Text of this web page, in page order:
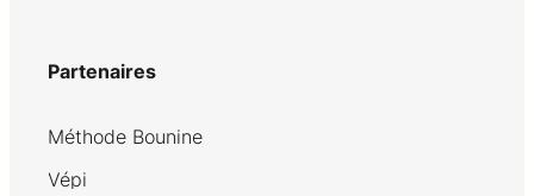
Partenaires
Méthode Bounine
Vépi